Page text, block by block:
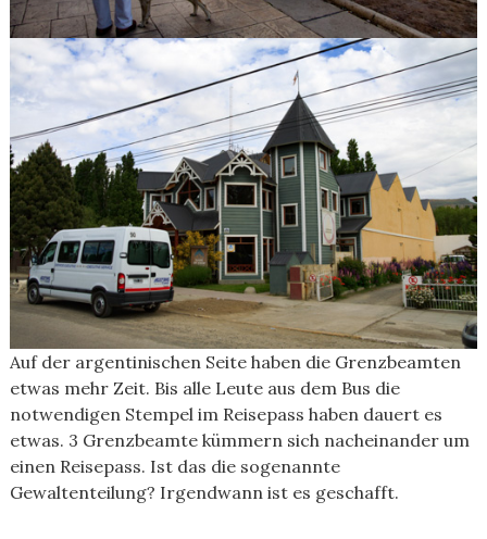
Auf der argentinischen Seite haben die Grenzbeamten
etwas mehr Zeit. Bis alle Leute aus dem Bus die
notwendigen Stempel im Reisepass haben dauert es
etwas. 3 Grenzbeamte kümmern sich nacheinander um
einen Reisepass. Ist das die sogenannte
Gewaltenteilung? Irgendwann ist es geschafft.